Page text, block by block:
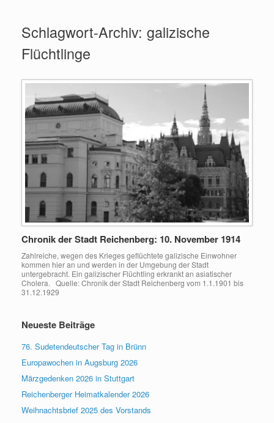
springenSchlagwort-Archiv: galizische
Flüchtlinge
Chronik der Stadt Reichenberg: 10. November 1914
Zahlreiche, wegen des Krieges geflüchtete galizische Einwohner
kommen hier an und werden in der Umgebung der Stadt
untergebracht. Ein galizischer Flüchtling erkrankt an asiatischer
Cholera. Quelle: Chronik der Stadt Reichenberg vom 1.1.1901 bis
31.12.1929
Neueste Beiträge
76. Sudetendeutscher Tag in Brünn
Europawochen in Augsburg 2026
Märzgedenken 2026 in Stuttgart
Reichenberger Heimatkalender 2026
Weihnachtsbrief 2025 des Vorstands